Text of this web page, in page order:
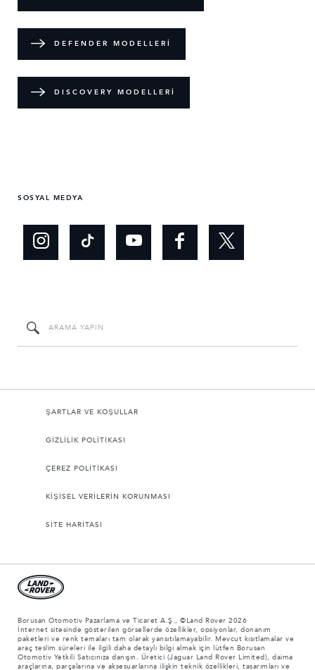
DEFENDER MODELLERİ
DISCOVERY MODELLERİ
SOSYAL MEDYA
ŞARTLAR VE KOŞULLAR
GİZLİLİK POLİTİKASI
ÇEREZ POLİTİKASI
KİŞİSEL VERİLERİN KORUNMASI
SİTE HARİTASI
Borusan Otomotiv Pazarlama ve Ticaret A.Ş., ©Land Rover 2026
İnternet sitesinde gösterilen görsellerde özellikler, opsiyonlar, donanım
paketleri ve renk temaları tam olarak yansıtılamayabilir. Mevcut kısıtlamalar ve
araç teslim süreleri ile ilgili daha detaylı bilgi almak için lütfen Borusan
Otomotiv Yetkili Satıcınıza danışın. Üretici (Jaguar Land Rover Limited), daima
araçlarına, parçalarına ve aksesuarlarına ilişkin teknik özellikleri, tasarımları ve